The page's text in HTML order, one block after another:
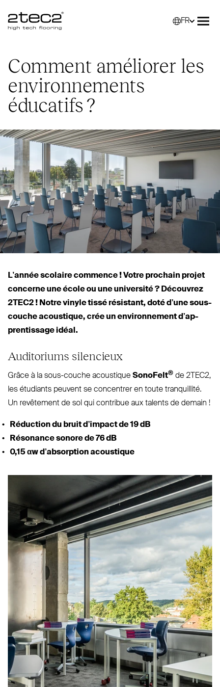
Primary
FR
Comment améliorer les
environnements
éducatifs ?
L’année scolaire commence ! Votre prochain projet
concerne une école ou une uni­versité ? Découvrez
2TEC2! Notre vinyle tissé résistant, doté d’une sous-
couche acoustique, crée un envi­ronnement d’ap­
pren­tissage idéal.
Auditoriums silencieux
Grâce à la sous-couche acoustique SonoFelt® de 2TEC2,
les étudiants peuvent se concentrer en toute tran­quillité.
Un revêtement de sol qui contribue aux talents de demain !
Réduction du bruit d’impact de 19 dB
Résonance sonore de 76 dB
0,15 αw d’ab­sorption acoustique